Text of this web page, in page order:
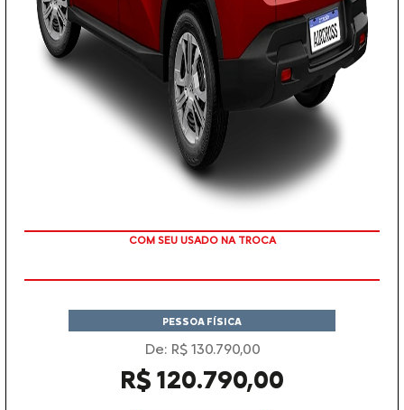
TAXA ZERO
PESSOA FÍSICA
De: R$ 130.790,00
R$ 120.790,00